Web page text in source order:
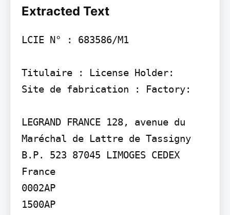
Extracted Text
LCIE N° : 683586/M1
Titulaire : License Holder:
Site de fabrication : Factory:
LEGRAND FRANCE 128, avenue du
Maréchal de Lattre de Tassigny
B.P. 523 87045 LIMOGES CEDEX
France
0002AP
1500AP